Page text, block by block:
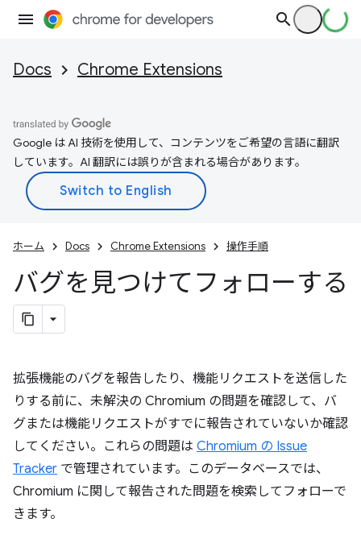
Docs Chrome Extensions
Google は AI 技術を使用して、コンテンツをご希望の言語に翻訳
しています。AI 翻訳には誤りが含まれる場合があります。
ホーム Docs Chrome Extensions 操作手順
バグを見つけてフォローする
拡張機能のバグを報告したり、機能リクエストを送信した
りする前に、未解決の Chromium の問題を確認して、バ
グまたは機能リクエストがすでに報告されていないか確認
してください。これらの問題は Chromium の Issue
Tracker で管理されています。このデータベースでは、
Chromium に関して報告された問題を検索してフォローで
きます。